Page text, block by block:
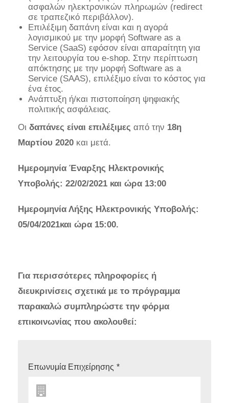
ασφαλών ηλεκτρονικών πληρωμών (redirect
σε τραπεζικό περιβάλλον).
Επιλέξιμη δαπάνη είναι και η αγορά
λογισμικού με την μορφή Software as a
Service (SaaS) εφόσον είναι απαραίτητη για
την λειτουργία του e-shop. Στην περίπτωση
απόκτησης με την μορφή Software as a
Service (SAAS), επιλέξιμο είναι το κόστος για
ένα έτος.
Ανάπτυξη ή/και πιστοποίηση ψηφιακής
πολιτικής ασφάλειας.
Οι δαπάνες είναι επιλέξιμες από την 18η
Μαρτίου 2020 και μετά.
Ημερομηνία Έναρξης Ηλεκτρονικής
Υποβολής: 22/02/2021 και ώρα 13:00
Ημερομηνία Λήξης Ηλεκτρονικής Υποβολής:
05/04/2021και ώρα 15:00.
Για περισσότερες πληροφορίες ή
διευκρινίσεις σχετικά με το πρόγραμμα
παρακαλώ συμπληρώστε την φόρμα
επικοινωνίας που ακολουθεί:
Επωνυμία Επιχείρησης *